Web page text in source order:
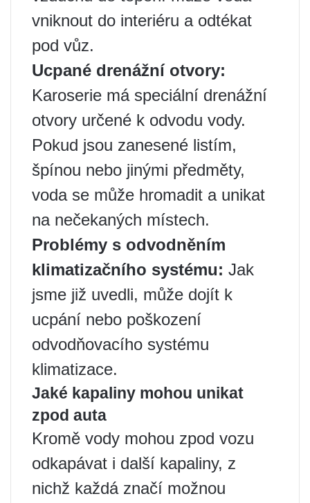
vniknout do interiéru a odtékat
pod vůz.
Ucpané drenážní otvory:
Karoserie má speciální drenážní
otvory určené k odvodu vody. ️
Pokud jsou zanesené listím,
špínou nebo jinými předměty,
voda se může hromadit a unikat
na nečekaných místech.
Problémy s odvodněním
klimatizačního systému: Jak
jsme již uvedli, může dojít k
ucpání nebo poškození
odvodňovacího systému
klimatizace.
Jaké kapaliny mohou unikat
zpod auta
Kromě vody mohou zpod vozu
odkapávat i další kapaliny, z
nichž každá značí možnou